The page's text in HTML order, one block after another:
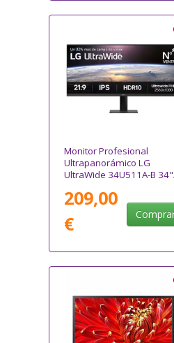
Monitor Profesional
Ultrapanorámico LG
UltraWide 34U511A-B
209,00
€